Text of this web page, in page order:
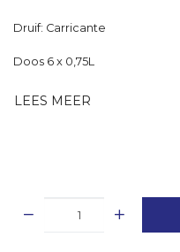
Druif: Carricante
Doos 6 x 0,75L
LEES MEER